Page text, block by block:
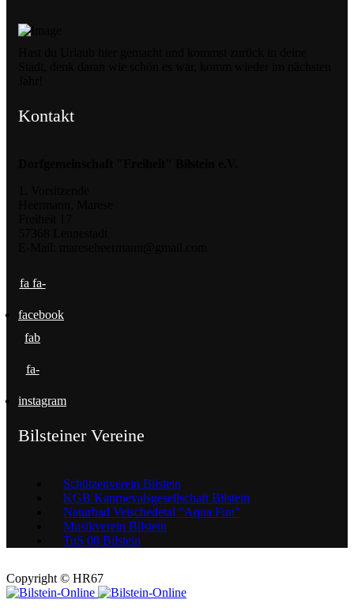
Kontakt
fa fa-
facebook
fab
fa-
instagram
Bilsteiner Vereine
Schützenverein Bilstein
KGB Kanrnevalsgesellschaft Bilstein
Naturbad Veischedetal "Aqua Fun"
Musikverein Bilstein
TuS 08 Bilstein
Copyright © HR67